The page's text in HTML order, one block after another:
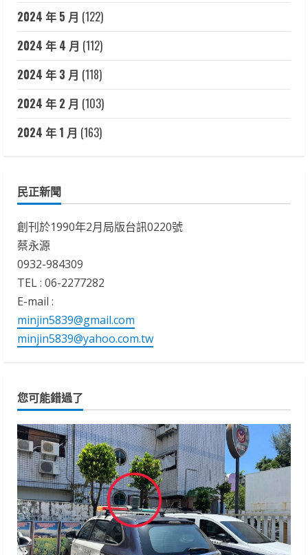
2024 年 5 月 (122)
2024 年 4 月 (112)
2024 年 3 月 (118)
2024 年 2 月 (103)
2024 年 1 月 (163)
民正新聞
創刊於1990年2月局版台訊0220號
蔡永源
0932-984309
TEL : 06-2277282
E-mail :
minjin5839@gmail.com
minjin5839@yahoo.com.tw
您可能錯過了